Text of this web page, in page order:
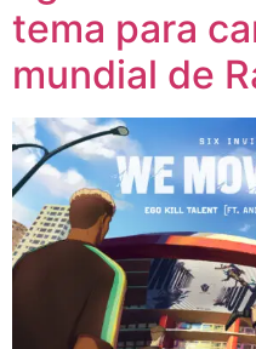
tema para
mundial de